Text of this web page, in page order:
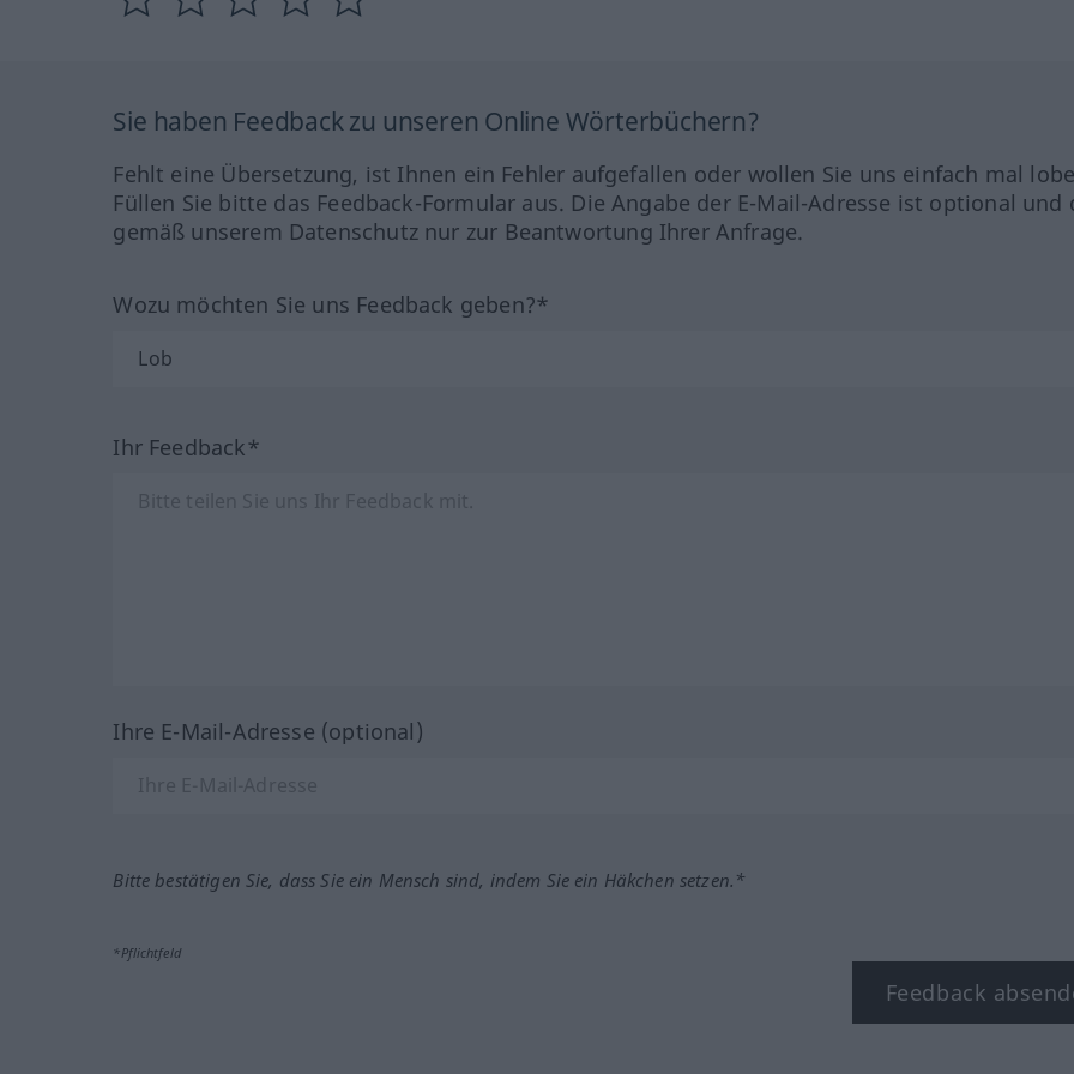
Sie haben Feedback zu unseren Online Wörterbüchern?
Fehlt eine Übersetzung, ist Ihnen ein Fehler aufgefallen oder wollen Sie uns einfach mal
Füllen Sie bitte das Feedback-Formular aus. Die Angabe der E-Mail-Adresse ist optional und
gemäß unserem Datenschutz nur zur Beantwortung Ihrer Anfrage.
Wozu möchten Sie uns Feedback geben?*
Ihr Feedback*
Ihre E-Mail-Adresse (optional)
Bitte bestätigen Sie, dass Sie ein Mensch sind, indem Sie ein Häkchen setzen.*
*Pflichtfeld
Feedback